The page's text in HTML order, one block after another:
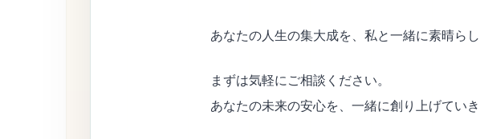
あなたの人生の集大成を、私と一緒に素晴ら
まずは気軽にご相談ください。
あなたの未来の安心を、一緒に創り上げていき